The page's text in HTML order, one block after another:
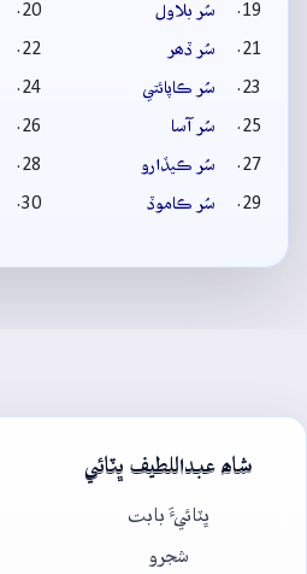
سُر بلاول
سُر ڏھر
سُر ڪاپائتي
سُر آسا
سُر ڪيڏارو
سُر ڪاموڏ
شاھ عبداللطيف ڀٽائي
ڀٽائيءَ بابت
شجرو